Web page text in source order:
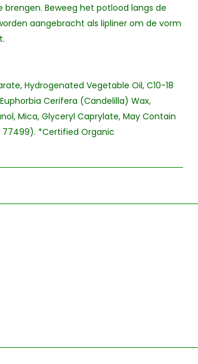
Beweeg het potlood langs de
aangebracht als lipliner om de vorm
Hydrogenated Vegetable Oil, C10-18
Cerifera (Candelilla) Wax,
Mica, Glyceryl Caprylate, May Contain
77499). *Certified Organic